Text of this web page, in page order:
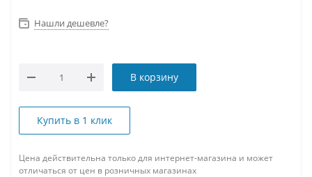
Нашли дешевле?
В корзину
Купить в 1 клик
Цена действительна только для интернет-магазина и может
отличаться от цен в розничных магазинах